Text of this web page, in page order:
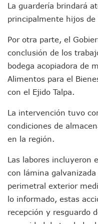
Yussara
Adultos
Bruno
CUCosta
Videos De
Playa Las
“El Mayo”
Orgullo
Brigada
Joven
Llegan
Coordinan
Monzón
Acusado
La guardería brindará
principalmente hijos
Por otra parte, el
conclusión de los
bodega acopiadora de
Alimentos para el
con el Ejido Talpa.
La intervención tuvo
condiciones de
en la región.
Las labores incluyeron
con lámina
perimetral exterior
lo informado, estas
recepción y resguardo